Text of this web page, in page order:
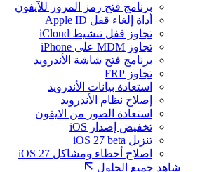
برنامج فتح رمز المرور للآيفون
أداة إلغاء قفل Apple ID
تجاوز قفل تنشيط iCloud
تجاوز MDM على iPhone
برنامج فتح شاشة الأندرويد
تجاوز FRP
استعادة بيانات الأندرويد
إصلاح نظام الأندرويد
استعادة الصور من الايفون
تخفيض إصدار iOS
تنزيل iOS 27 beta
اصلاح أخطاء ومشاكل iOS 27
شاهد جميع الحلول